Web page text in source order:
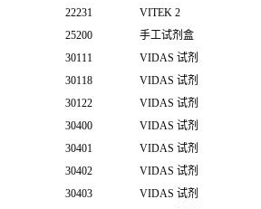
22231
VITEK 2
25200
手工试剂盒
30111
VIDAS 试剂
30118
VIDAS 试剂
30122
VIDAS 试剂
30400
VIDAS 试剂
30401
VIDAS 试剂
30402
VIDAS 试剂
30403
VIDAS 试剂